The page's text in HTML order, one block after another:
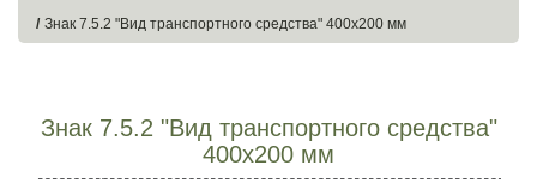
Знак 7.5.2 "Вид транспортного средства" 400х200 мм
Знак 7.5.2 "Вид транспортного средства"
400х200 мм